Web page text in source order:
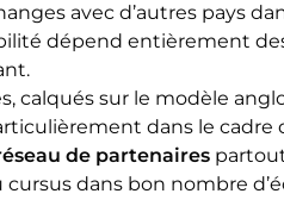
avec d’autres pays
dépend entièrement
calqués sur le modèle
dans le
de partenaires
dans bon nombre